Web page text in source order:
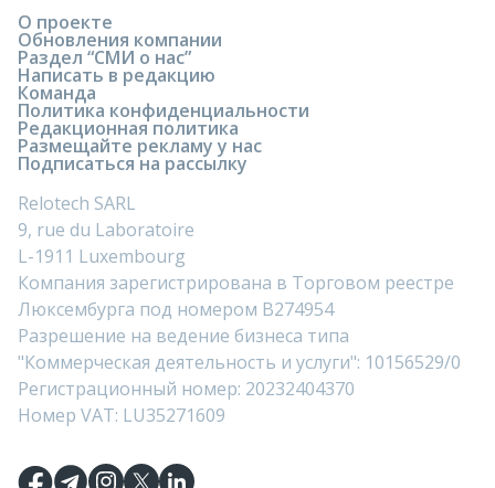
О проекте
Обновления компании
Раздел “СМИ о нас”
Написать в редакцию
Команда
Политика конфиденциальности
Редакционная политика
Размещайте рекламу у нас
Подписаться на рассылку
Relotech SARL
9, rue du Laboratoire
L-1911 Luxembourg
Компания зарегистрирована в Торговом реестре
Люксембурга под номером B274954
Разрешение на ведение бизнеса типа
"Коммерческая деятельность и услуги": 10156529/0
Регистрационный номер: 20232404370
Номер VAT: LU35271609